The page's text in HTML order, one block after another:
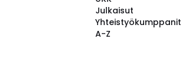
Julkaisut
Yhteistyökumppanit
A-Z